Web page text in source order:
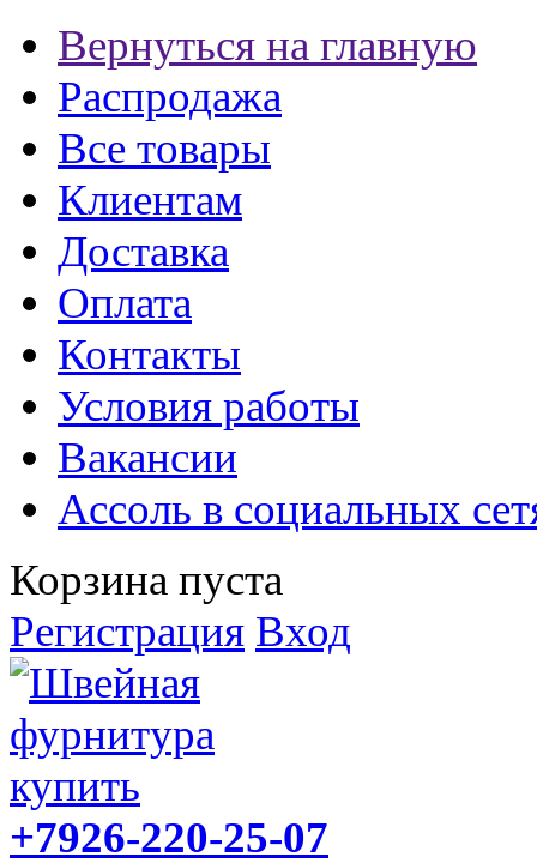
Вернуться на главную
Распродажа
Все товары
Клиентам
Доставка
Оплата
Контакты
Условия работы
Вакансии
Ассоль в социальных
Корзина пуста
Регистрация Вход
+7926-220-25-07